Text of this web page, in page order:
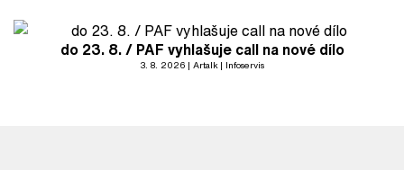
do 23. 8. / PAF vyhlašuje call na nové dílo
3. 8. 2026 Artalk Infoservis